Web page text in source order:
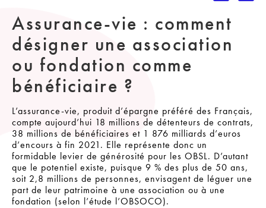
Assurance-vie : comment
désigner une association
ou fondation comme
bénéficiaire ?
L’assurance-vie, produit d’épargne préféré des Français,
compte aujourd’hui 18 millions de détenteurs de contrats,
38 millions de bénéficiaires et 1 876 milliards d’euros
d’encours à fin 2021. Elle représente donc un
formidable levier de générosité pour les OBSL. D’autant
que le potentiel existe, puisque 9 % des plus de 50 ans,
soit 2,8 millions de personnes, envisagent de léguer une
part de leur patrimoine à une association ou à une
fondation (selon l’étude l’OBSOCO).